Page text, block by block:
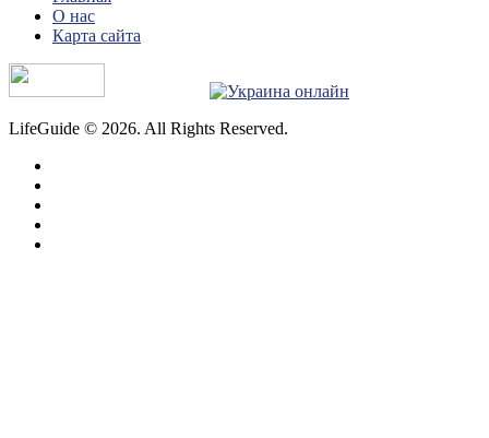
О нас
Карта сайта
LifeGuide © 2026. All Rights Reserved.